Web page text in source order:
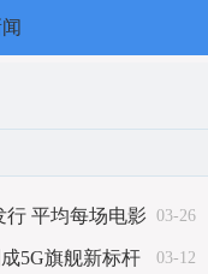
03-26
行 平均每场电影
03-12
5G旗舰新标杆